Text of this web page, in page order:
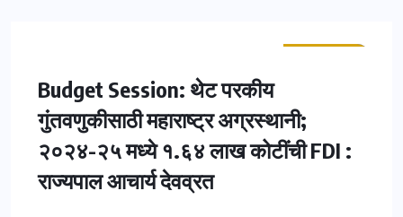
Budget Session: थेट परकीय
गुंतवणुकीसाठी महाराष्ट्र अग्रस्थानी;
२०२४-२५ मध्ये १.६४ लाख कोटींची FDI :
राज्यपाल आचार्य देवव्रत